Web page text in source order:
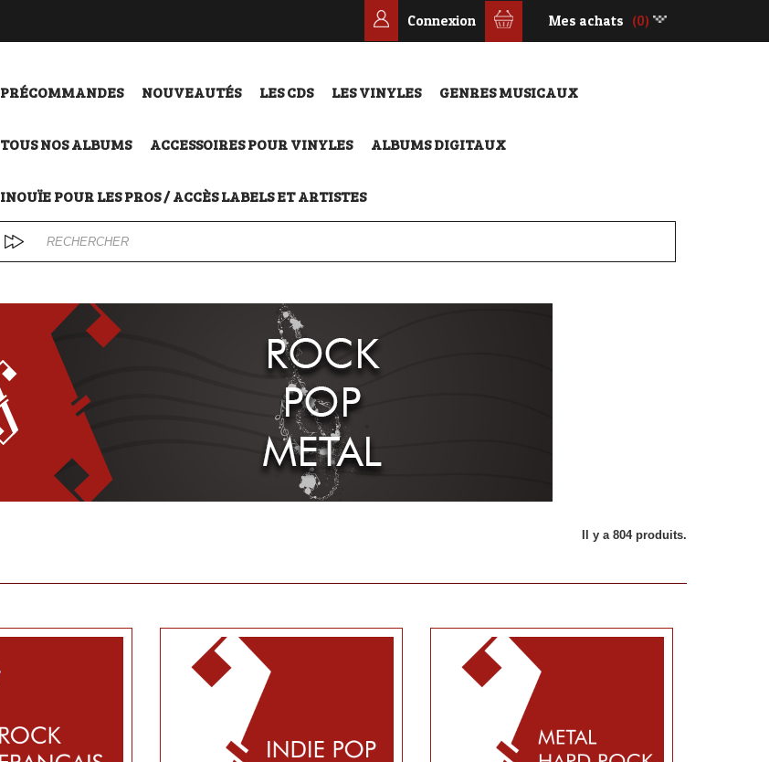
Mes achats (0)
Connexion
PRÉCOMMANDES NOUVEAUTÉS LES CDS LES VINYLES GENRES MUSICAUX
TOUS NOS ALBUMS ACCESSOIRES POUR VINYLES ALBUMS DIGITAUX
INOUÏE POUR LES PROS / ACCÈS LABELS ET ARTISTES
Il y a 804 produits.